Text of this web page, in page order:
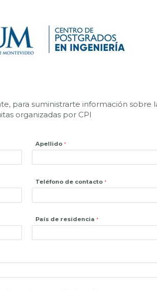
para suministrarte información sobre
organizadas por CPI
Apellido
Teléfono de contacto
País de residencia